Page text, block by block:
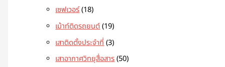
เซฟเวอร์ 18
เม้าท์ติดรถยนต์ 19
เสาติดตั้งประจำที่ 3
เสาอากาศวิทยุสื่อสาร 50